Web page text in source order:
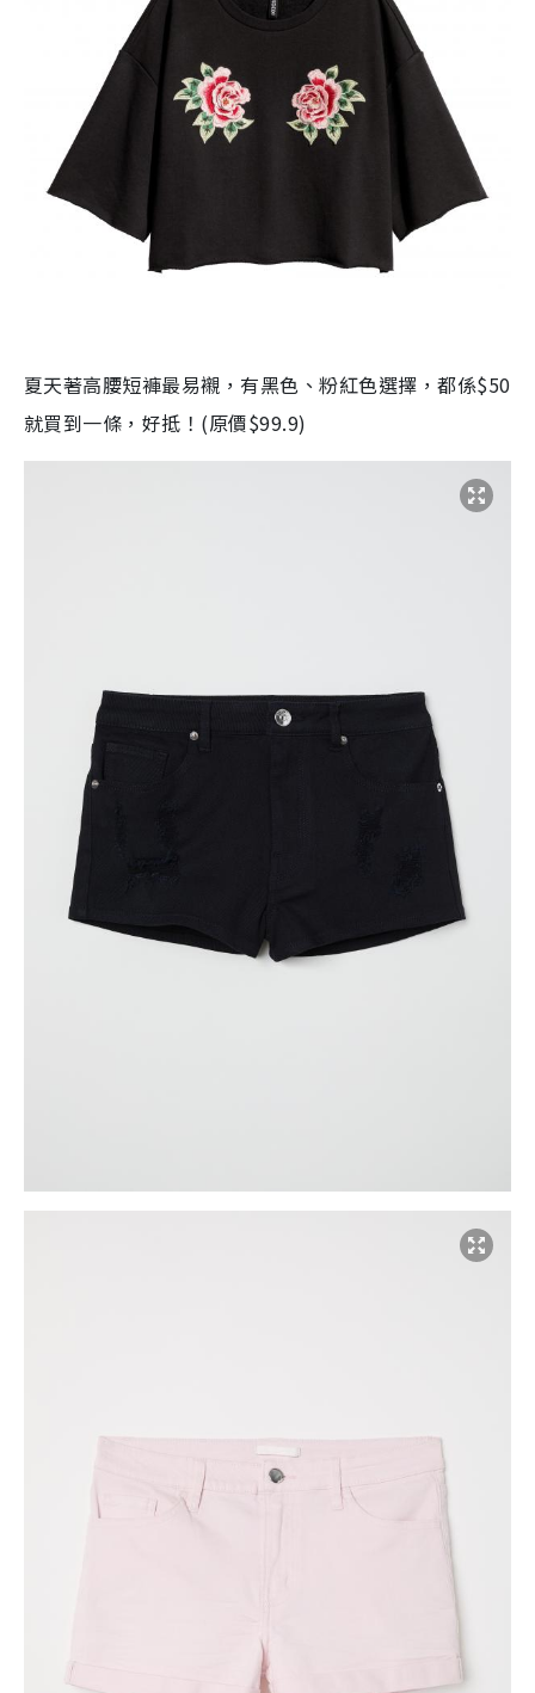
夏天著高腰短褲最易襯，有黑色、粉紅色選擇，都係$50
就買到一條，好抵！ (原價$99.9)